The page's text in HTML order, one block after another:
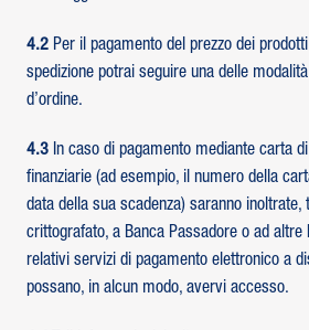
4.2 Per il pagamento del prezzo dei
spedizione potrai seguire una delle
d’ordine.
4.3 In caso di pagamento mediante carta
finanziarie (ad esempio, il numero della
data della sua scadenza) saranno
crittografato, a Banca Passadore o ad altre
relativi servizi di pagamento elettronico a
possano, in alcun modo, avervi accesso.